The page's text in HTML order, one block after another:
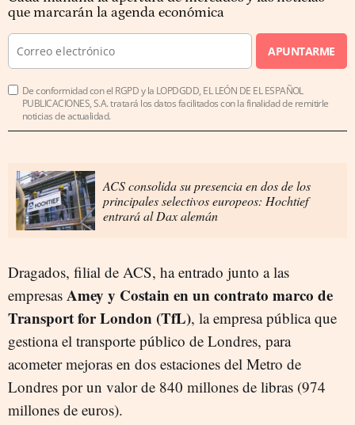
que marcarán la agenda económica
APUNTARME
De conformidad con el RGPD y la LOPDGDD, EL LEÓN DE EL ESPAÑOL
PUBLICACIONES, S.A. tratará los datos facilitados con la finalidad de remitirle
noticias de actualidad.
ACS consolida su presencia en dos de los
principales selectivos europeos: Hochtief
entrará al Dax alemán
Dragados, filial de ACS, ha entrado junto a las
empresas Amey y Costain en un contrato marco de
Transport for London (TfL), la empresa pública que
gestiona el transporte público de Londres, para
acometer mejoras en dos estaciones del Metro de
Londres por un valor de 840 millones de libras (974
millones de euros).